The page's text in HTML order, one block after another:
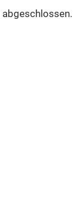
abgeschlossen.